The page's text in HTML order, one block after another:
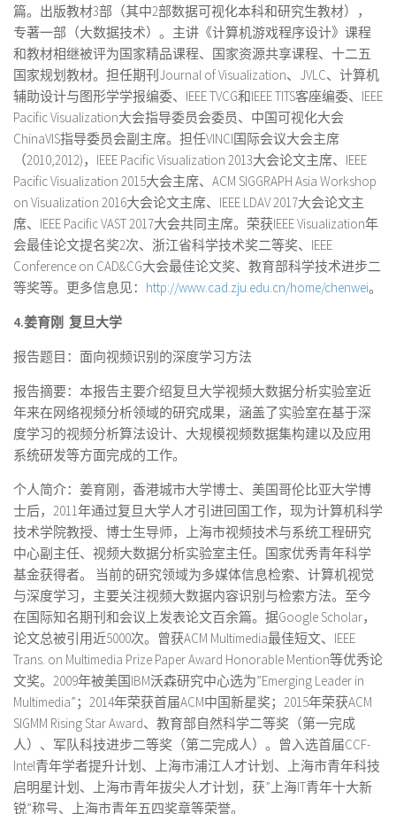
篇。出版教材3部（其中2部数据可视化本科和研究生教材），
专著一部（大数据技术）。主讲《计算机游戏程序设计》课程
和教材相继被评为国家精品课程、国家资源共享课程、十二五
国家规划教材。担任期刊Journal of Visualization、JVLC、计算机
辅助设计与图形学学报编委、IEEE TVCG和IEEE TITS客座编委、IEEE
Pacific Visualization大会指导委员会委员、中国可视化大会
ChinaVIS指导委员会副主席。担任VINCI国际会议大会主席
（2010,2012)，IEEE Pacific Visualization 2013大会论文主席、IEEE
Pacific Visualization 2015大会主席、ACM SIGGRAPH Asia Workshop
on Visualization 2016大会论文主席、IEEE LDAV 2017大会论文主
席、IEEE Pacific VAST 2017大会共同主席。荣获IEEE Visualization年
会最佳论文提名奖2次、浙江省科学技术奖二等奖、IEEE
Conference on CAD&CG大会最佳论文奖、教育部科学技术进步二
等奖等。更多信息见： http://www.cad.zju.edu.cn/home/chenwei。
4.姜育刚 复旦大学
报告题目：面向视频识别的深度学习方法
报告摘要：本报告主要介绍复旦大学视频大数据分析实验室近
年来在网络视频分析领域的研究成果，涵盖了实验室在基于深
度学习的视频分析算法设计、大规模视频数据集构建以及应用
系统研发等方面完成的工作。
个人简介：姜育刚，香港城市大学博士、美国哥伦比亚大学博
士后，2011年通过复旦大学人才引进回国工作，现为计算机科学
技术学院教授、博士生导师，上海市视频技术与系统工程研究
中心副主任、视频大数据分析实验室主任。国家优秀青年科学
基金获得者。 当前的研究领域为多媒体信息检索、计算机视觉
与深度学习，主要关注视频大数据内容识别与检索方法。至今
在国际知名期刊和会议上发表论文百余篇。据Google Scholar，
论文总被引用近5000次。曾获ACM Multimedia最佳短文、IEEE
Trans. on Multimedia Prize Paper Award Honorable Mention等优秀论
文奖。2009年被美国IBM沃森研究中心选为”Emerging Leader in
Multimedia”；2014年荣获首届ACM中国新星奖；2015年荣获ACM
SIGMM Rising Star Award、教育部自然科学二等奖（第一完成
人）、军队科技进步二等奖（第二完成人）。曾入选首届CCF-
Intel青年学者提升计划、上海市浦江人才计划、上海市青年科技
启明星计划、上海市青年拔尖人才计划，获”上海IT青年十大新
锐”称号、上海市青年五四奖章等荣誉。